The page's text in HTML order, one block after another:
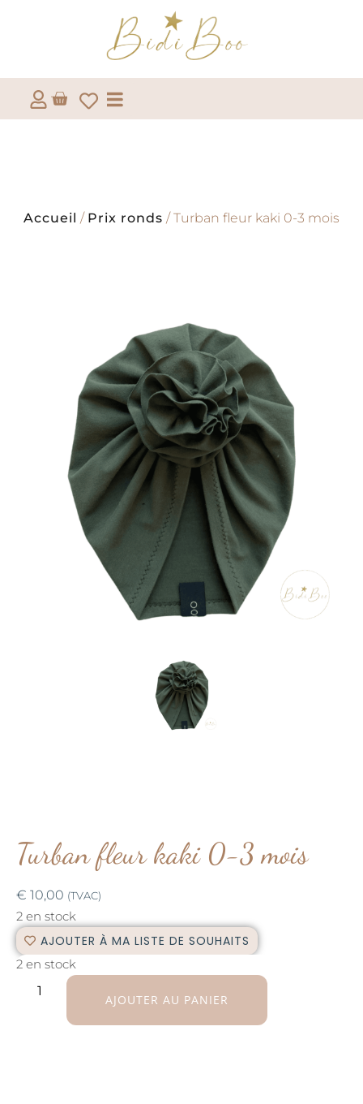
Accueil / Prix ronds / Turban fleur kaki 0-3 mois
Turban fleur kaki 0-3 mois
€ 10,00 (TVAC)
2 en stock
AJOUTER À MA LISTE DE SOUHAITS
2 en stock
AJOUTER AU PANIER